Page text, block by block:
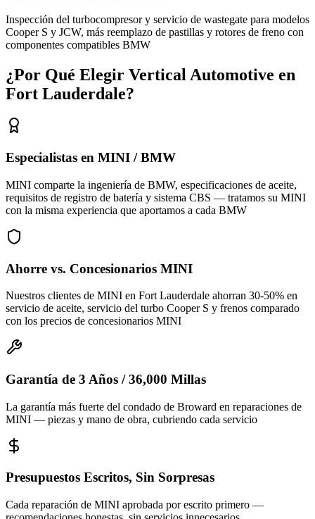
Inspección del turbocompresor y servicio de wastegate para modelos
Cooper S y JCW, más reemplazo de pastillas y rotores de freno con
componentes compatibles BMW
¿Por Qué Elegir Vertical Automotive en
Fort Lauderdale?
Especialistas en MINI / BMW
MINI comparte la ingeniería de BMW, especificaciones de aceite,
requisitos de registro de batería y sistema CBS — tratamos su MINI
con la misma experiencia que aportamos a cada BMW
Ahorre vs. Concesionarios MINI
Nuestros clientes de MINI en Fort Lauderdale ahorran 30-50% en
servicio de aceite, servicio del turbo Cooper S y frenos comparado
con los precios de concesionarios MINI
Garantía de 3 Años / 36,000 Millas
La garantía más fuerte del condado de Broward en reparaciones de
MINI — piezas y mano de obra, cubriendo cada servicio
Presupuestos Escritos, Sin Sorpresas
Cada reparación de MINI aprobada por escrito primero —